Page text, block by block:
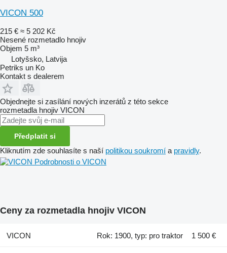
VICON 500
215 € ≈ 5 202 Kč
Nesené rozmetadlo hnojiv
Objem 5 m³
Lotyšsko, Latvija
Petriks un Ko
Kontakt s dealerem
Objednejte si zasílání nových inzerátů z této sekce
rozmetadla hnojiv VICON
Předplatit si
Kliknutím zde souhlasíte s naší politikou soukromí a pravidly.
Podrobnosti o VICON
Ceny za rozmetadla hnojiv VICON
VICON Rok: 1900, typ: pro traktor 1 500 €